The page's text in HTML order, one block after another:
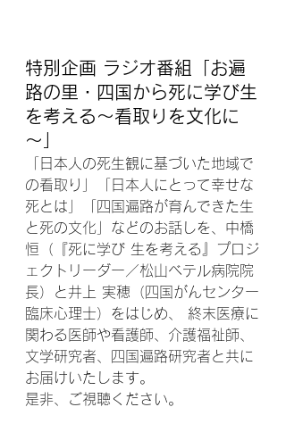
特別企画 ラジオ番組「 お遍
路の里・四国から死に学び生
を考える～看取りを文化に
～
「日本人の死生観に基づいた地域で
の看取り」「日本人にとって幸せな
死とは」「四国遍路が育んできた生
と死の文化」などのお話しを、中橋
恒（『死に学び 生を考える』プロジ
ェクトリーダー／松山ベテル病院院
長）と井上 実穂（四国がんセンター
臨床心理士）をはじめ、 終末医療に
関わる医師や看護師、介護福祉師、
文学研究者、四国遍路研究者と共に
お届けいたします。
是非、ご視聴ください。